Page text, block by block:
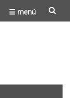
☰ menü